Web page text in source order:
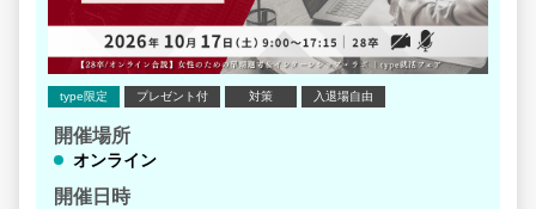
type限定 プレゼント付 対策 入退場自由
開催場所
オンライン
開催日時